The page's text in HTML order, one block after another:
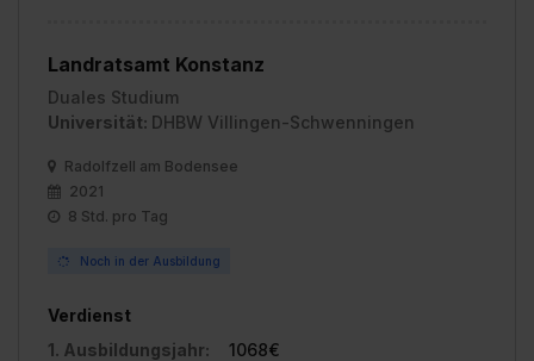
zeigen“. Weitere Informationen:
Impressum.
Landratsamt Konstanz
Duales Studium
Universität: DHBW Villingen-Schwenningen
Radolfzell am Bodensee
2021
8 Std. pro Tag
Noch in der Ausbildung
Verdienst
1. Ausbildungsjahr:
1068€